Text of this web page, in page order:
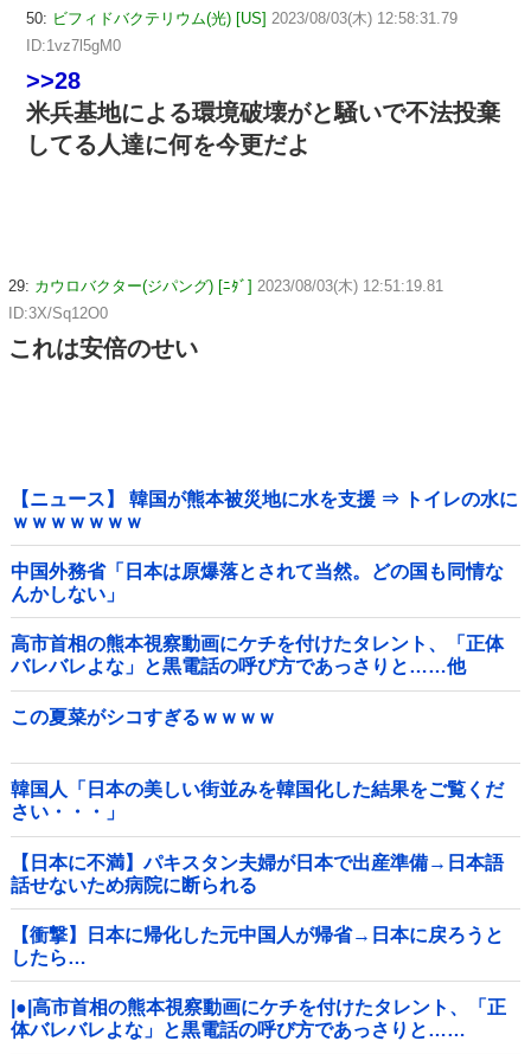
50: ビフィドバクテリウム(光) [US] 2023/08/03(木) 12:58:31.79
ID:1vz7l5gM0
>>28
米兵基地による環境破壊がと騒いで不法投棄
してる人達に何を今更だよ
29: カウロバクター(ジパング) [ﾆﾀﾞ] 2023/08/03(木) 12:51:19.81
ID:3X/Sq12O0
これは安倍のせい
【ニュース】 韓国が熊本被災地に水を支援 ⇒ トイレの水に
ｗｗｗｗｗｗｗ
中国外務省「日本は原爆落とされて当然。どの国も同情な
んかしない」
高市首相の熊本視察動画にケチを付けたタレント、「正体
バレバレよな」と黒電話の呼び方であっさりと……他
この夏菜がシコすぎるｗｗｗｗ
韓国人「日本の美しい街並みを韓国化した結果をご覧くだ
さい・・・」
【日本に不満】パキスタン夫婦が日本で出産準備→日本語
話せないため病院に断られる
【衝撃】日本に帰化した元中国人が帰省→日本に戻ろうと
したら…
|●|高市首相の熊本視察動画にケチを付けたタレント、「正
体バレバレよな」と黒電話の呼び方であっさりと……